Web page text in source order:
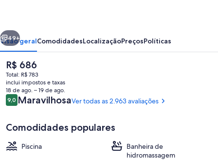
The
Villages
Fachada
Próximo
49+
Visão geralComodidadesLocalizaçãoPreçosPolíticas
O
preço
atual
é
R$ 686
R$ 686
Total: R$ 783
inclui impostos e taxas
18 de ago. – 19 de ago.
Avaliações
9,09,0 de 10
MaravilhosaVer todas as 2.963 avaliações
Comodidades populares
Piscina
Banheira de
hidromassagem